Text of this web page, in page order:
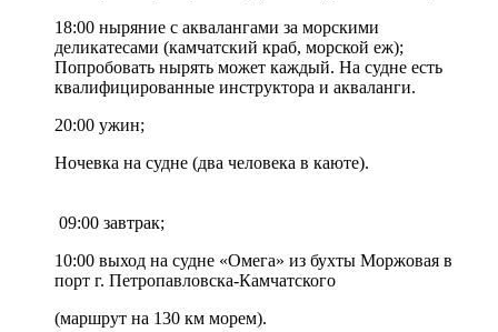
18:00 ныряние с аквалангами за морскими
деликатесами (камчатский краб, морской еж);
Попробовать нырять может каждый. На судне есть
квалифицированные инструктора и акваланги.
20:00 ужин;
Ночевка на судне (два человека в каюте).
09:00 завтрак;
10:00 выход на судне «Омега» из бухты Моржовая в
порт г. Петропавловска-Камчатского
(маршрут на 130 км морем).